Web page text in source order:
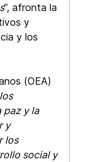
”, afronta la
y
y los
(OEA)
los
paz y la
y
los
social y